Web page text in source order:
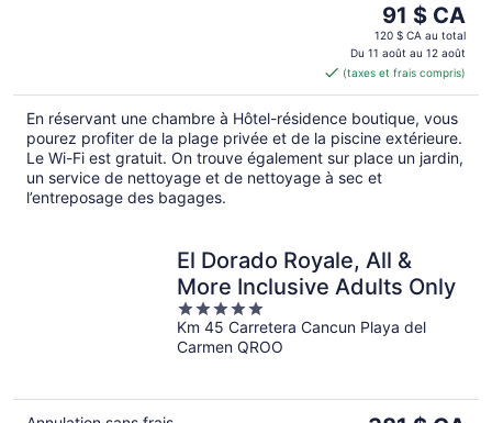
Le
prix
est
de 91 $ CA
par
nuit
91 $ CA
120 $ CA au total
Du 11 août au 12 août
(taxes et frais compris)
En réservant une chambre à Hôtel-résidence boutique, vous
pourez profiter de la plage privée et de la piscine extérieure.
Le Wi-Fi est gratuit. On trouve également sur place un jardin,
un service de nettoyage et de nettoyage à sec et
l’entreposage des bagages.
El Dorado Royale, All &
More Inclusive Adults Only
5
out
of
Km 45 Carretera Cancun Playa del
Carmen QROO